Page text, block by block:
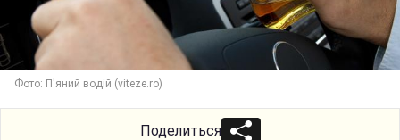
Фото: П'яний водій (viteze.ro)
Поделиться